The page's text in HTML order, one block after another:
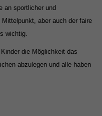
an sportlicher und
aber auch der faire
wichtig.
die Möglichkeit das
abzulegen und alle haben